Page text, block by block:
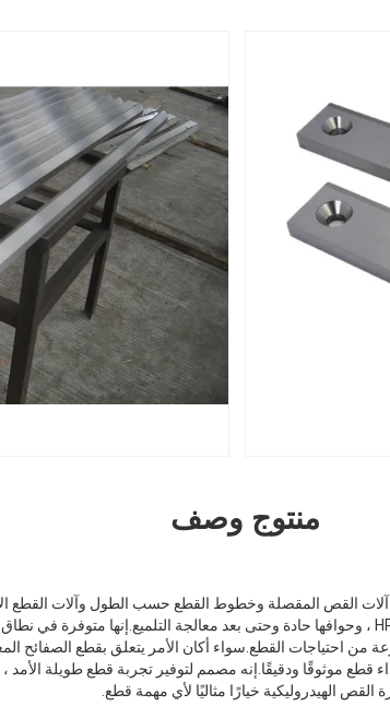
منتوج وصف
آلات القص المقصلة وخطوط القطع حسب الطول وآلات القطع
من احتياجات القطع.سواء أكان الأمر يتعلق بقطع الصفائح
قطع موثوقًا ودقيقًا.إنه مصمم لتوفير تجربة قطع طويلة الأمد ،
القص الهيدروليكية خيارًا مثاليًا لأي مهمة قطع.